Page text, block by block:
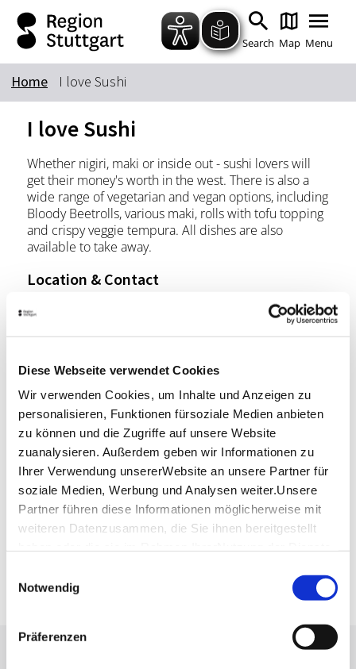
Diese Webseite verwendet Cookies
Wir verwenden Cookies, um Inhalte und Anzeigen zu
personalisieren, Funktionen fürsoziale Medien anbieten
zu können und die Zugriffe auf unsere Website
zuanalysieren. Außerdem geben wir Informationen zu
Ihrer Verwendung unsererWebsite an unsere Partner für
soziale Medien, Werbung und Analysen weiter.Unsere
Partner führen diese Informationen möglicherweise mit
weiteren Datenzusammen, die Sie ihnen bereitgestellt
Impressum
Notwendig
Präferenzen
Zum Hauptinhalt springen
Zur Suche springen
Zur Hauptnavigation
Zum Footer springen
Search Map Menu
Keyword
Home I love Sushi
I love Sushi
Whether nigiri, maki or inside out - sushi lovers will
get their money's worth in the west. There is also a
wide range of vegetarian and vegan options, including
Bloody Beetrolls, various maki, rolls with tofu topping
and crispy veggie tempura. All dishes are also
available to take away.
Location & Contact
I love Sushi
70176 Stuttgart
Phone:0711/12 00 69 96
Website:www.i-love-sushi.de
Plan your trip
Verkehrs- und Tarifverbund Stuttgart GmbH
VVS timetable information
Deutsche Bahn AG
DB timetable information